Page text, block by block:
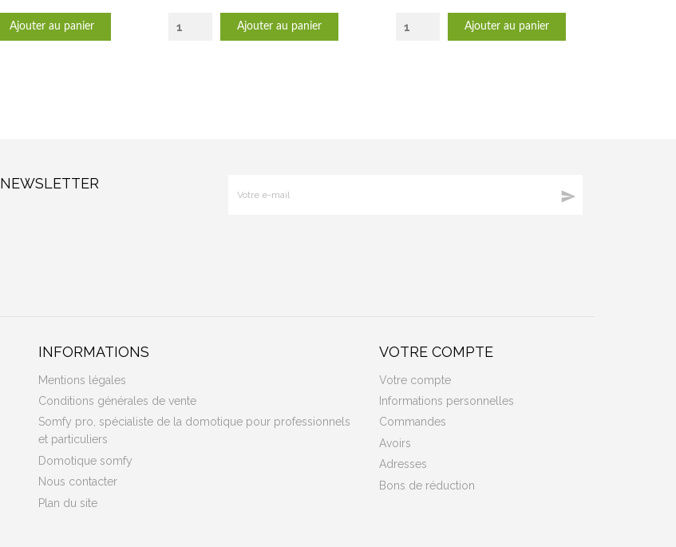
Ajouter au panier Ajouter au panier Ajouter au panier
NEWSLETTER

INFORMATIONS
Mentions légales
Conditions générales de vente
Somfy pro, spécialiste de la domotique pour professionnels
et particuliers
Domotique somfy
Nous contacter
Plan du site
VOTRE COMPTE
Votre compte
Informations personnelles
Commandes
Avoirs
Adresses
Bons de réduction